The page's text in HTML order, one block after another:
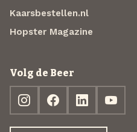
Kaarsbestellen.nl
Hopster Magazine
Volg de Beer